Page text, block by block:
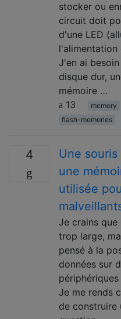
stocker ou
circuit doit
d'une LED
l'alimentation
J'en ai
disque dur,
mémoire …
13
memory
flash-memories
4
Une
une
utilisée
Je crains
trop large,
pensé à la
données sur
Je me rends
de construire